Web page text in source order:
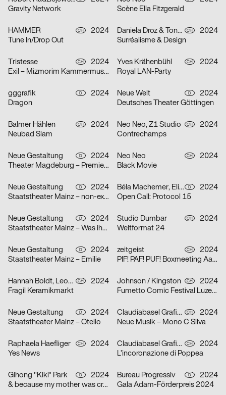
Gravity Network
Scène Ella Fitzgerald
HAMMER CH
2024
Tune In/Drop Out
Daniela Droz & Tonatiuh Ambrosetti, Neo Neo CH
2024
Surréalisme & Design
Tristesse CH
2024
Exil – Mizmorim Kammermusik Festival Basel
Yves Krähenbühl CH
2024
Royal LAN-Party
gggrafik D
2024
Dragon
Neue Welt D
2024
Deutsches Theater Göttingen
Balmer Hählen CH
2024
Neubad Slam
Neo Neo, Z1 Studio CH
2024
Contrechamps
Neue Gestaltung D
2024
Theater Magdeburg – Premierenplakate
Neo Neo CH
2024
Black Movie
Neue Gestaltung D
2024
Staatstheater Mainz – non-existent
Béla Machemer, Eli Zaza Moysiopoulou, Nora Veismann, Konstantin Wagner, Gerrit Ludwig D
2024
Open Call: Protocol 15
Neue Gestaltung D
2024
Staatstheater Mainz – Was ihr wollt
Studio Dumbar CH
2024
Weltformat 24
Neue Gestaltung D
2024
Staatstheater Mainz – Emilie
zeitgeist CH
2024
PIF! PAF! PUF! Boxmeeting Aarau
Hannah Boldt, Leonie Felber CH
2024
Fragil Keramikmarkt
Johnson / Kingston CH
2024
Fumetto Comic Festival Luzern
Neue Gestaltung D
2024
Staatstheater Mainz – Otello
Claudiabasel Grafik + Interaktion CH
2024
Neue Musik – Mono C Silva
Raphaela Haefliger CH
2024
Yes News
Claudiabasel Grafik + Interaktion CH
2024
L’incoronazione di Poppea
Gihong "Kiki" Park D
2024
& because my mother was crazy
Bureau Progressiv D
2024
Gala Adam-Förderpreis 2024